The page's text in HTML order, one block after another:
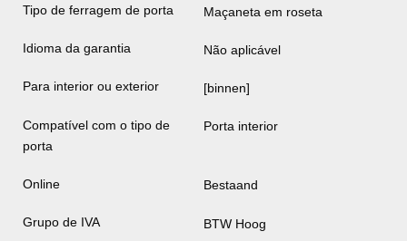
Tipo de ferragem de porta Maçaneta em roseta
Idioma da garantia Não aplicável
Para interior ou exterior [binnen]
Compatível com o tipo de
porta
Porta interior
Online Bestaand
Grupo de IVA BTW Hoog